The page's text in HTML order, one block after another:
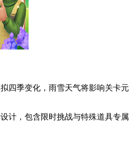
四季变化，雨雪天气将影响关卡元
计，包含限时挑战与特殊道具专属